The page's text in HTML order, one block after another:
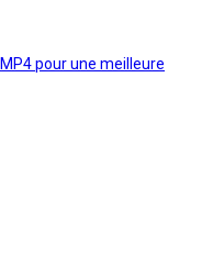
pour une meilleure